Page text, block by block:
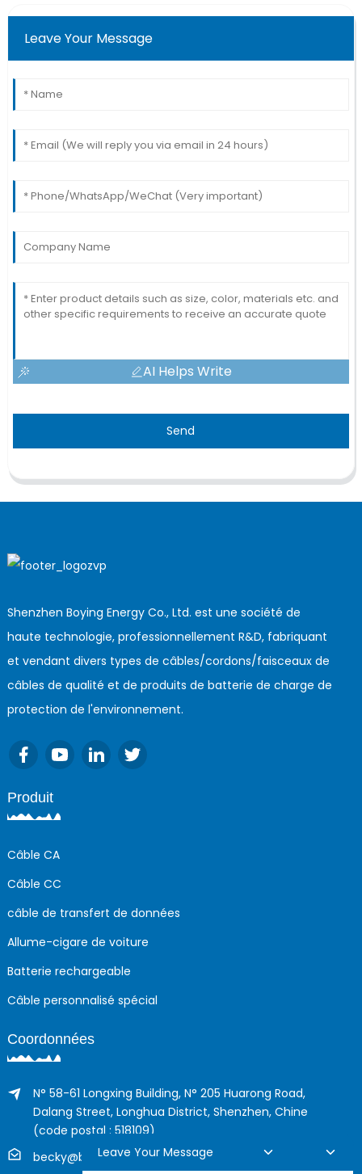
Leave Your Message
AI Helps Write
Send
Shenzhen Boying Energy Co., Ltd. est une société de
haute technologie, professionnellement R&D, fabriquant
et vendant divers types de câbles/cordons/faisceaux de
câbles de qualité et de produits de batterie de charge de
protection de l'environnement.
Produit
Câble CA
Câble CC
câble de transfert de données
Allume-cigare de voiture
Batterie rechargeable
Câble personnalisé spécial
Coordonnées
N° 58-61 Longxing Building, N° 205 Huarong Road,
Dalang Street, Longhua District, Shenzhen, Chine
(code postal : 518109)
becky@boyingcable.com
Leave Your Message